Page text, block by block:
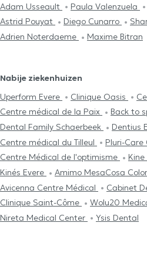
Adam Usseault
Paula Valenzuela
Astrid Pouyat
Diego Cunarro
Adrien Noterdaeme
Maxime Bitran
Nabije ziekenhuizen
Uperform Evere
Clinique Oasis
Centre médical de la Paix
Back to
Dental Family Schaerbeek
Dentius
Centre médical du Tilleul
Pluri-Care
Centre Médical de l'optimisme
Kinés Evere
Amimo MesaCosa
Avicenna Centre Médical
Cabinet
Clinique Saint-Côme
Wolu20
Nireta Medical Center
Ysis Dental